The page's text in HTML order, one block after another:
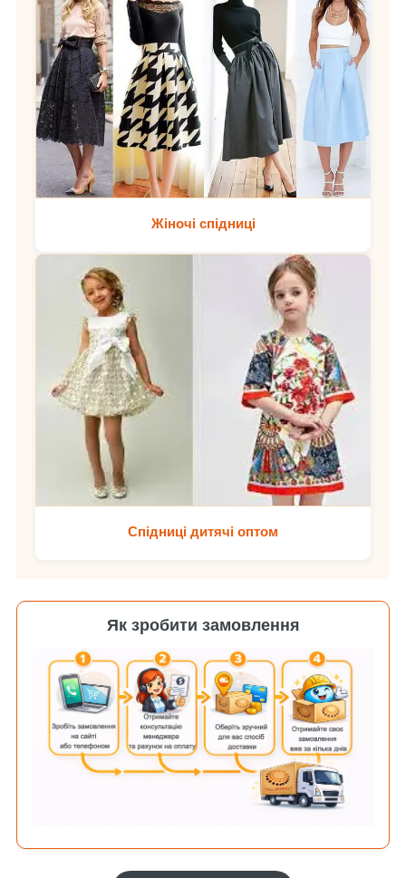
Жіночі спідниці
Спідниці дитячі оптом
Як зробити замовлення